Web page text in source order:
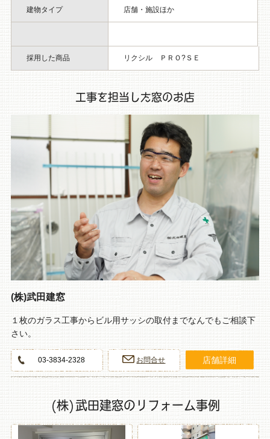
建物タイプ 店舗・施設ほか
採用した商品 リクシル ＰＲＯ?ＳＥ
工事を担当した窓のお店
(株)武田建窓
１枚のガラス工事からビル用サッシの取付までなんでもご相談下
さい。
03-3834-2328 お問合せ 店舗詳細
(株)武田建窓のリフォーム事例